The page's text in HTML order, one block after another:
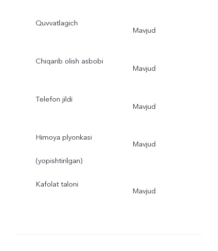
Quvvatlagich
Mavjud
Chiqarib olish asbobi
Mavjud
Telefon jildi
Mavjud
Himoya plyonkasi
(yopishtirilgan)
Mavjud
Kafolat taloni
Mavjud